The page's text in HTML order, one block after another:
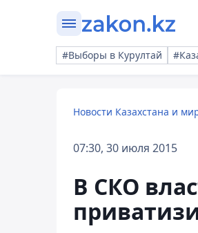
#Выборы в Курултай
Новости Казахстана и
07:30, 30 июля 2015
В СКО